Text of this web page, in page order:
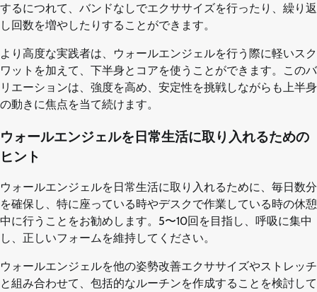
するにつれて、バンドなしでエクササイズを行ったり、繰り返
し回数を増やしたりすることができます。
より高度な実践者は、ウォールエンジェルを行う際に軽いスク
ワットを加えて、下半身とコアを使うことができます。このバ
リエーションは、強度を高め、安定性を挑戦しながらも上半身
の動きに焦点を当て続けます。
ウォールエンジェルを日常生活に取り入れるための
ヒント
ウォールエンジェルを日常生活に取り入れるために、毎日数分
を確保し、特に座っている時やデスクで作業している時の休憩
中に行うことをお勧めします。5〜10回を目指し、呼吸に集中
し、正しいフォームを維持してください。
ウォールエンジェルを他の姿勢改善エクササイズやストレッチ
と組み合わせて、包括的なルーチンを作成することを検討して